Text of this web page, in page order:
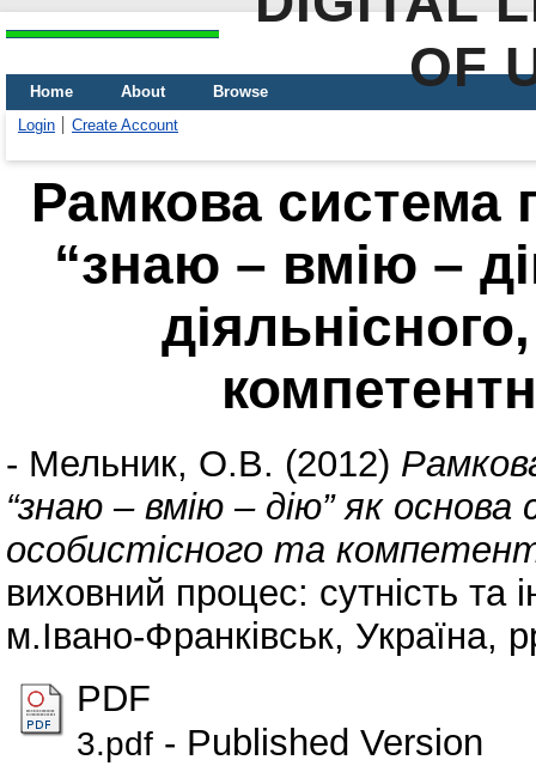
OF
Home About
Browse
Login
Create Account
Рамкова система
“знаю – вмію –
- Мельник, О.В. (2012)
“знаю – вмію – дію” як основа
особистісного та
виховний процес: сутність та
м.Івано-Франківськ, Україна,
PDF
3.pdf - Published Version